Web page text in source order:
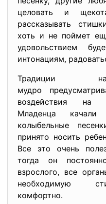
целовать и
рассказывать
хоть и не поймет
удовольствием
интонациям,
Традиции
мудро
воздействия на
Младенца
колыбельные
принято носить
Все это очень
тогда он
взрослого, все
необходимую
комфортно.